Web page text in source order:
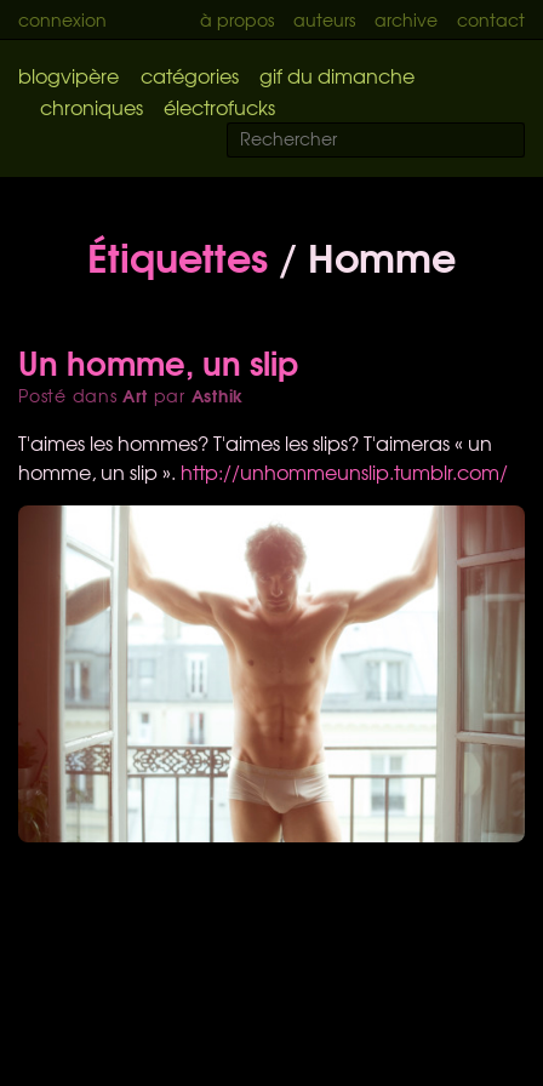
connexion à propos auteurs archive contact
blogvipère catégories
gif du dimanche
chroniques
électrofucks
Étiquettes / Homme
Un homme, un slip
Posté dansArt par Asthik
T'aimes les hommes? T'aimes les slips? T'aimeras « un
homme, un slip ». http://unhommeunslip.tumblr.com/